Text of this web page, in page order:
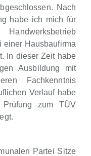
Nach
habe ich mich für
einer Hausbaufirma
In dieser Zeit habe
Ausbildung mit
Fachkenntnis
Verlauf habe
zum TÜV
Partei Sitze